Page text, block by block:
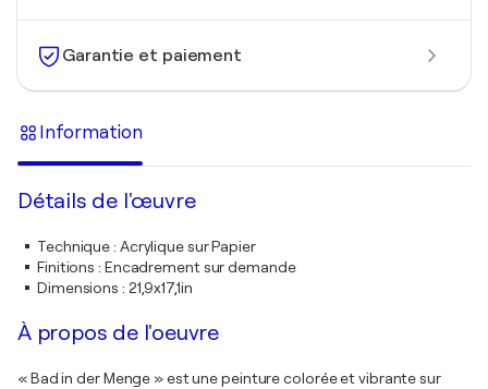
Garantie et paiement
Information
Détails de l'œuvre
Technique: Acrylique sur Papier
Finitions : Encadrement sur demande
Dimensions : 21,9x17,1in
À propos de l'oeuvre
« Bad in der Menge » est une peinture colorée et vibrante sur